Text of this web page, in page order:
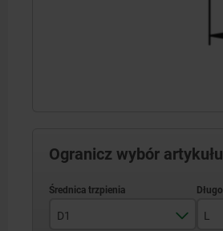
Ogranicz wybór artykułu
D1 L